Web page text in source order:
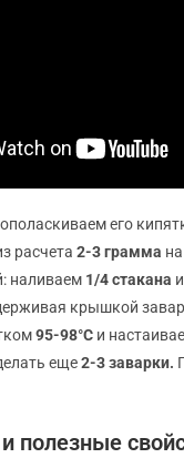
его
расчета2-3 грамма
наливаем 1/4 стакана
крышкой
95-98°C и
еще2-3 заварки.
полезные